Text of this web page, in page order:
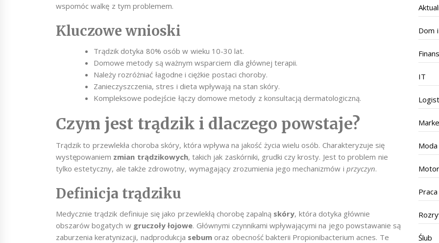
wspomóc walkę z tym problemem.
Kluczowe wnioski
Trądzik dotyka 80% osób w wieku 10-30 lat.
Domowe metody są ważnym wsparciem dla głównej terapii.
Należy rozróżniać łagodne i ciężkie postaci choroby.
Zanieczyszczenia, stres i dieta wpływają na stan skóry.
Kompleksowe podejście łączy domowe metody z konsultacją dermatologiczną.
Czym jest trądzik i dlaczego powstaje?
Trądzik to przewlekła choroba skóry, która wpływa na jakość życia wielu osób. Charakteryzuje się
występowaniem zmian trądzikowych, takich jak zaskórniki, grudki czy krosty. Jest to problem nie
tylko estetyczny, ale także zdrowotny, wymagający zrozumienia jego mechanizmów i przyczyn.
Definicja trądziku
Medycznie trądzik definiuje się jako przewlekłą chorobę zapalną skóry, która dotyka głównie
obszarów bogatych w gruczoły łojowe. Głównymi czynnikami wpływającymi na jego powstawanie są
zaburzenia keratynizacji, nadprodukcja sebumoraz obecność bakterii Propionibacterium acnes. Te
Dom
IT
Moda
Praca
Ślub